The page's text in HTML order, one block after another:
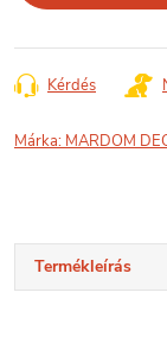
Kérdés
Márka: MARDOM
Termékleírás